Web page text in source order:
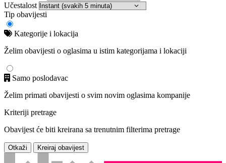
Učestalost
Tip obavijesti
Kategorije i lokacija
Želim obavijesti o oglasima u istim kategorijama i lokaciji
Samo poslodavac
Želim primati obavijesti o svim novim oglasima kompanije
Kriteriji pretrage
Obavijest će biti kreirana sa trenutnim filterima pretrage
Otkaži Kreiraj obavijest